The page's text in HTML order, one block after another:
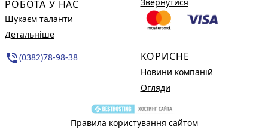
РОБОТА У НАС
Шукаєм таланти
Детальніше
phone_in_talk(0382)78-98-38 КОРИСНЕ
Новини компаній
Огляди
Правила користування сайтом